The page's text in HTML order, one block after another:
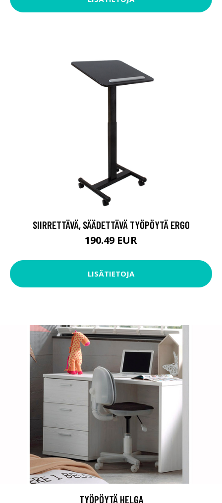
SIIRRETTÄVÄ, SÄÄDETTÄVÄ TYÖPÖYTÄ ERGO
190.49 EUR
LISÄTIETOJA
TYÖPÖYTÄ HELGA